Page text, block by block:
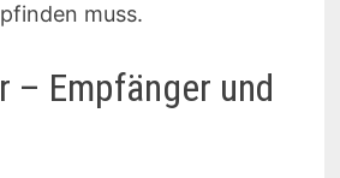
muss.
– Empfänger und